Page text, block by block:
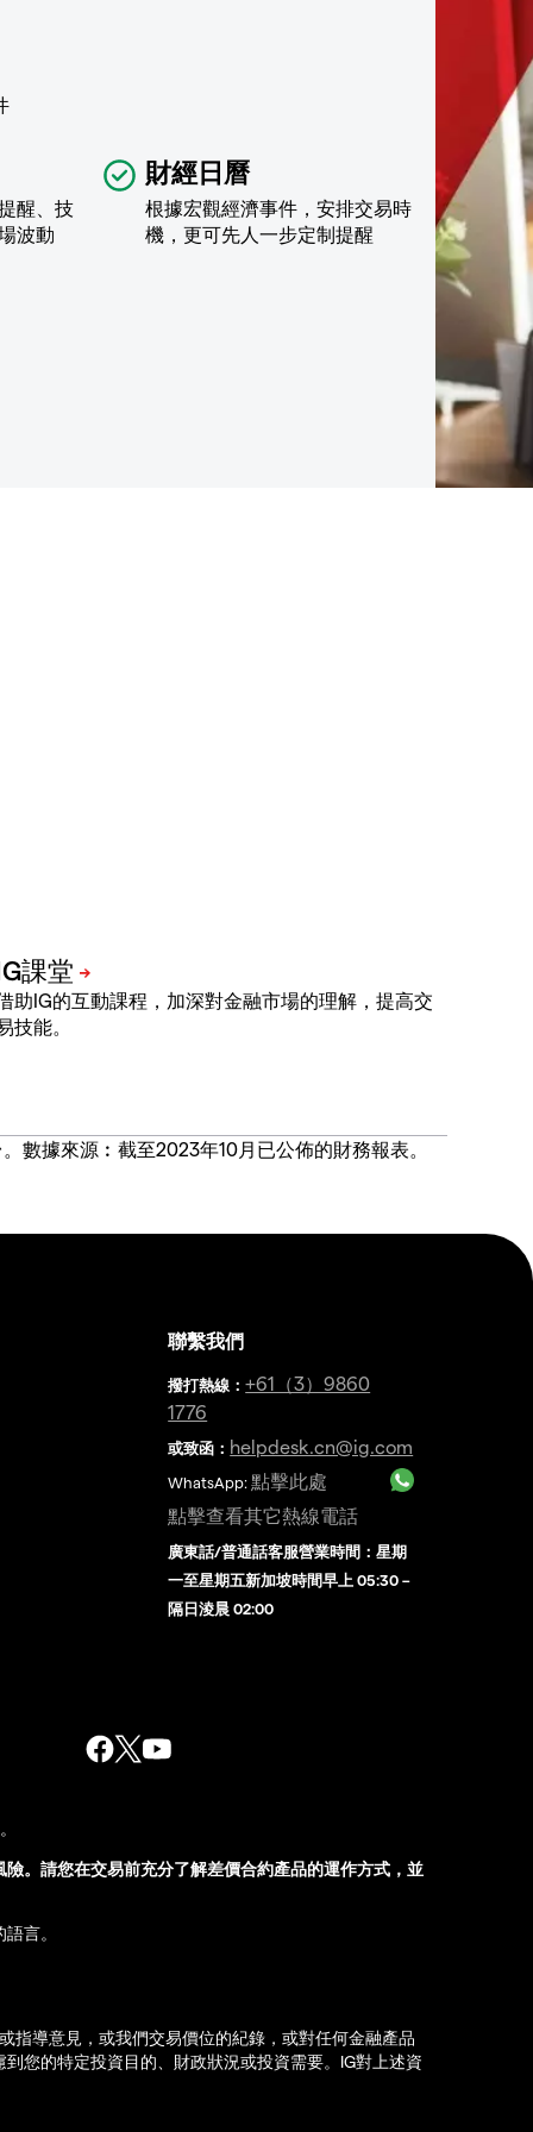
醒、技
波動
財經日曆
根據宏觀經濟事件，安排交易時
機，更可先人一步定制提醒
助IG的互動課程，加深對金融市場的理解，提高交
技能。
數據來源︰截至2023年10月已公佈的財務報表。
聯繫我們
撥打熱線 ：+61（3）9860
1776
或致函： helpdesk.cn@ig.com
WhatsApp:點擊此處
點擊查看其它熱線電話
廣東話/普通話客服營業時間：星期
一至星期五新加坡時間早上 05:30 –
隔日淩晨 02:00
。請您在交易前充分了解差價合約產品的運作方式，並
言。
指導意見，或我們交易價位的紀錄，或對任何金融產品
您的特定投資目的、財政狀況或投資需要。IG對上述資